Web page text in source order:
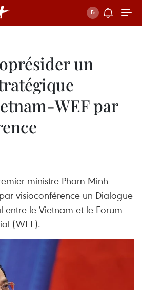
un
WEF par
ministre Pham Minh
visioconférence un Dialogue
entre le Vietnam et le Forum
(WEF).